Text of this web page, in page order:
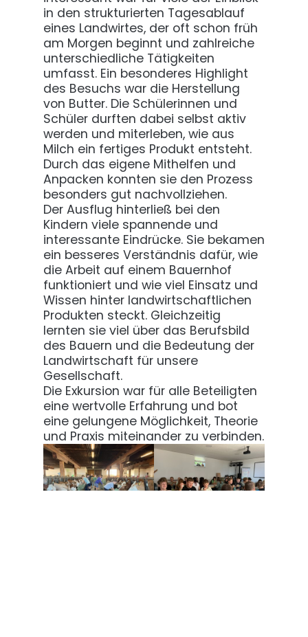
in den strukturierten Tagesablauf
eines Landwirtes, der oft schon früh
am Morgen beginnt und zahlreiche
unterschiedliche Tätigkeiten
umfasst. Ein besonderes Highlight
des Besuchs war die Herstellung
von Butter. Die Schülerinnen und
Schüler durften dabei selbst aktiv
werden und miterleben, wie aus
Milch ein fertiges Produkt entsteht.
Durch das eigene Mithelfen und
Anpacken konnten sie den Prozess
besonders gut nachvollziehen.
Der Ausflug hinterließ bei den
Kindern viele spannende und
interessante Eindrücke. Sie bekamen
ein besseres Verständnis dafür, wie
die Arbeit auf einem Bauernhof
funktioniert und wie viel Einsatz und
Wissen hinter landwirtschaftlichen
Produkten steckt. Gleichzeitig
lernten sie viel über das Berufsbild
des Bauern und die Bedeutung der
Landwirtschaft für unsere
Gesellschaft.
Die Exkursion war für alle Beteiligten
eine wertvolle Erfahrung und bot
eine gelungene Möglichkeit, Theorie
und Praxis miteinander zu verbinden.